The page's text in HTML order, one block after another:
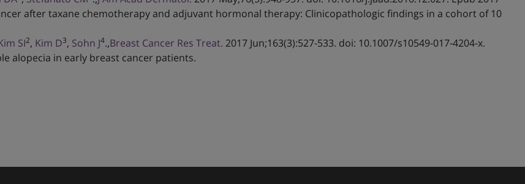
after taxane chemotherapy and adjuvant hormonal therapy: Clinicopathologic findings in a cohort of 10
SI2, Kim D3, Sohn J4.,Breast Cancer Res Treat. 2017 Jun;163(3):527-533. doi: 10.1007/s10549-017-4204-x.
alopecia in early breast cancer patients.